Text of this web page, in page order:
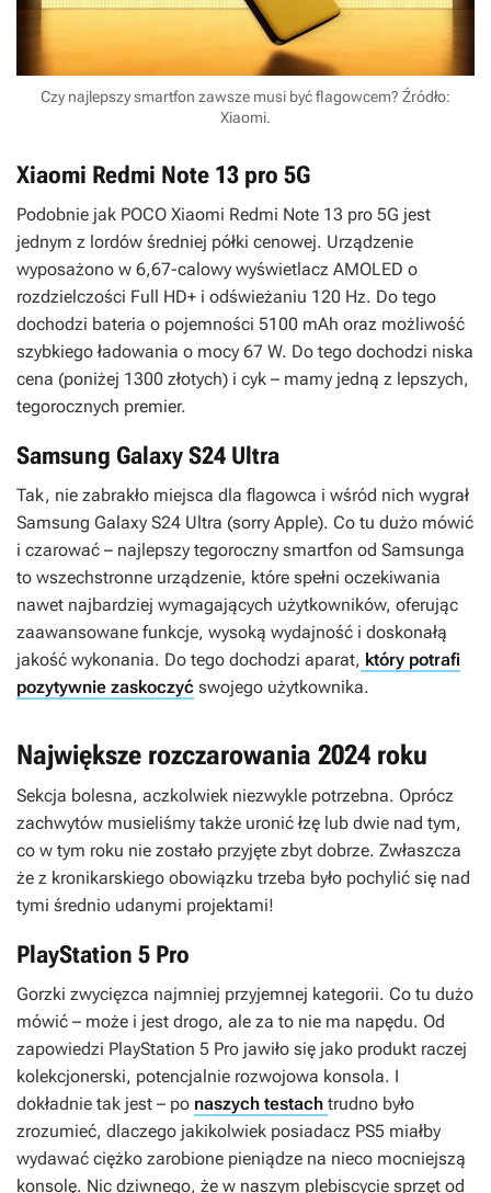
Czy najlepszy smartfon zawsze musi być flagowcem? Źródło:
Xiaomi.
Xiaomi Redmi Note 13 pro 5G
Podobnie jak POCO Xiaomi Redmi Note 13 pro 5G jest
jednym z lordów średniej półki cenowej. Urządzenie
wyposażono w 6,67-calowy wyświetlacz AMOLED o
rozdzielczości Full HD+ i odświeżaniu 120 Hz. Do tego
dochodzi bateria o pojemności 5100 mAh oraz możliwość
szybkiego ładowania o mocy 67 W. Do tego dochodzi niska
cena (poniżej 1300 złotych) i cyk – mamy jedną z lepszych,
tegorocznych premier.
Samsung Galaxy S24 Ultra
Tak, nie zabrakło miejsca dla flagowca i wśród nich wygrał
Samsung Galaxy S24 Ultra (sorry Apple). Co tu dużo mówić
i czarować – najlepszy tegoroczny smartfon od Samsunga
to wszechstronne urządzenie, które spełni oczekiwania
nawet najbardziej wymagających użytkowników, oferując
zaawansowane funkcje, wysoką wydajność i doskonałą
jakość wykonania. Do tego dochodzi aparat, który potrafi
pozytywnie zaskoczyć swojego użytkownika.
Największe rozczarowania 2024 roku
Sekcja bolesna, aczkolwiek niezwykle potrzebna. Oprócz
zachwytów musieliśmy także uronić łzę lub dwie nad tym,
co w tym roku nie zostało przyjęte zbyt dobrze. Zwłaszcza
że z kronikarskiego obowiązku trzeba było pochylić się nad
tymi średnio udanymi projektami!
PlayStation 5 Pro
Gorzki zwycięzca najmniej przyjemnej kategorii. Co tu dużo
mówić – może i jest drogo, ale za to nie ma napędu. Od
zapowiedzi PlayStation 5 Pro jawiło się jako produkt raczej
kolekcjonerski, potencjalnie rozwojowa konsola. I
dokładnie tak jest – po naszych testach trudno było
zrozumieć, dlaczego jakikolwiek posiadacz PS5 miałby
wydawać ciężko zarobione pieniądze na nieco mocniejszą
konsolę. Nic dziwnego, że w naszym plebiscycie sprzęt od